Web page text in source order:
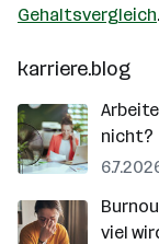
Gehaltsvergleich.
karriere.blog
nicht?
viel